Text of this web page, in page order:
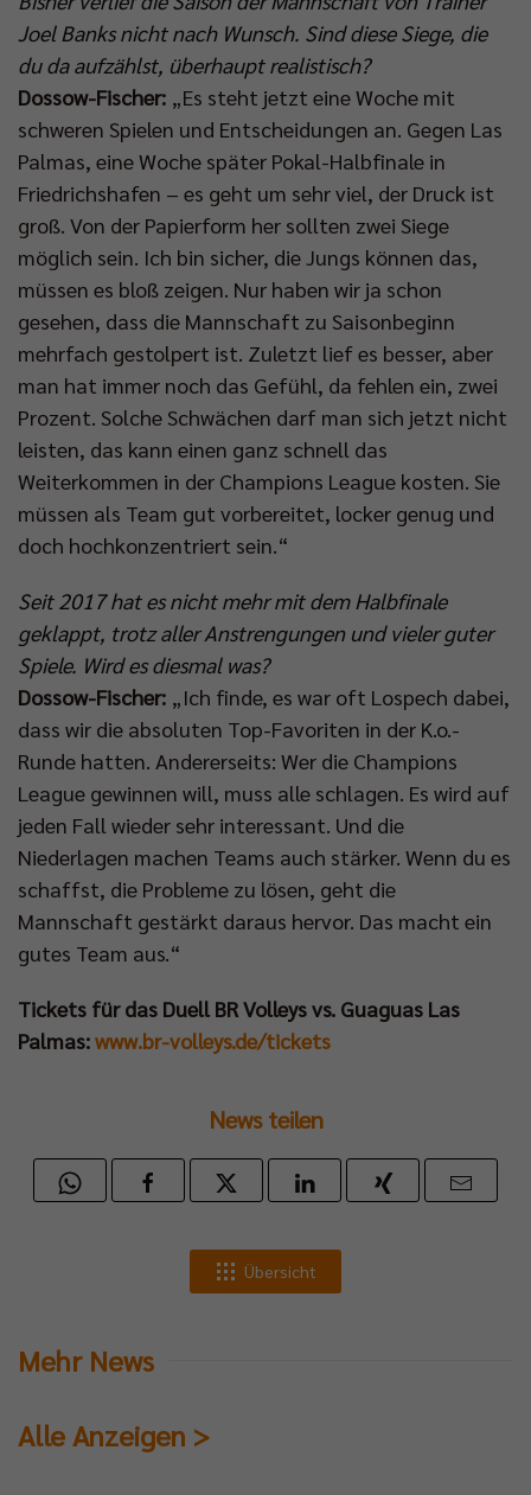
Joel Banks nicht nach Wunsch. Sind diese Siege, die
du da aufzählst, überhaupt realistisch?
Dossow-Fischer: „Es steht jetzt eine Woche mit
schweren Spielen und Entscheidungen an. Gegen Las
Palmas, eine Woche später Pokal-Halbfinale in
Friedrichshafen – es geht um sehr viel, der Druck ist
groß. Von der Papierform her sollten zwei Siege
möglich sein. Ich bin sicher, die Jungs können das,
müssen es bloß zeigen. Nur haben wir ja schon
gesehen, dass die Mannschaft zu Saisonbeginn
mehrfach gestolpert ist. Zuletzt lief es besser, aber
man hat immer noch das Gefühl, da fehlen ein, zwei
Prozent. Solche Schwächen darf man sich jetzt nicht
leisten, das kann einen ganz schnell das
Weiterkommen in der Champions League kosten. Sie
müssen als Team gut vorbereitet, locker genug und
doch hochkonzentriert sein.“
Seit 2017 hat es nicht mehr mit dem Halbfinale
geklappt, trotz aller Anstrengungen und vieler guter
Spiele. Wird es diesmal was?
Dossow-Fischer: „Ich finde, es war oft Lospech dabei,
dass wir die absoluten Top-Favoriten in der K.o.-
Runde hatten. Andererseits: Wer die Champions
League gewinnen will, muss alle schlagen. Es wird auf
jeden Fall wieder sehr interessant. Und die
Niederlagen machen Teams auch stärker. Wenn du es
schaffst, die Probleme zu lösen, geht die
Mannschaft gestärkt daraus hervor. Das macht ein
gutes Team aus.“
Tickets für das Duell BR Volleys vs. Guaguas Las
Palmas:www.br-volleys.de/tickets
News teilen
Übersicht
Mehr News
Alle Anzeigen >